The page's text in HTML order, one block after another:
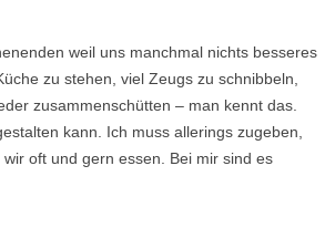
weil uns manchmal nichts besseres
zu stehen, viel Zeugs zu schnibbeln,
zusammenschütten – man kennt das.
kann. Ich muss allerings zugeben,
oft und gern essen. Bei mir sind es